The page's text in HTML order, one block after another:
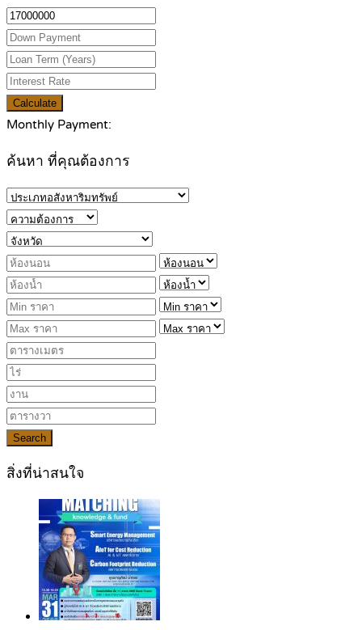
Calculate
Monthly Payment:
ค้นหา ที่คุณต้องการ
Search
สิ่งที่น่าสนใจ